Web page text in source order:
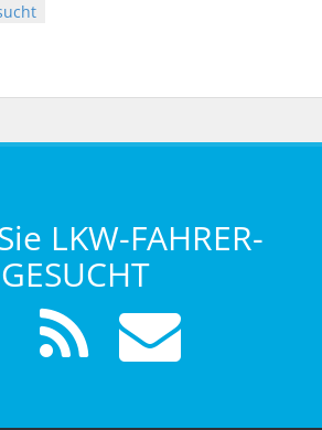
LKW-FAHRER-
GESUCHT